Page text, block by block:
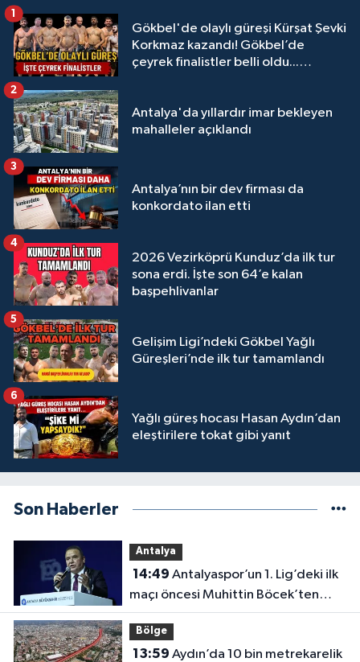
Gökbel'de olaylı güreşi Kürşat Şevki
Korkmaz kazandı! Gökbel’de
çeyrek finalistler belli oldu...
1
Antalya'da yıllardır imar bekleyen
mahalleler açıklandı
2
Antalya’nın bir dev firması da
konkordato ilan etti
3
2026 Vezirköprü Kunduz’da ilk tur
sona erdi. İşte son 64’e kalan
başpehlivanlar
4
Gelişim Ligi’ndeki Gökbel Yağlı
Güreşleri’nde ilk tur tamamlandı
5
Yağlı güreş hocası Hasan Aydın’dan
eleştirilere tokat gibi yanıt
6
Son Haberler
Antalya
14:49
maçı öncesi Muhittin Böcek’ten
destek
Bölge
13:59